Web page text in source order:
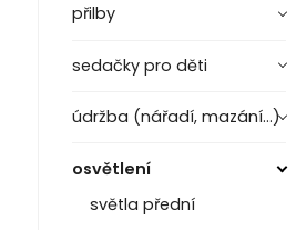
přilby
sedačky pro děti
údržba (nářadí, mazání...)
osvětlení
světla přední